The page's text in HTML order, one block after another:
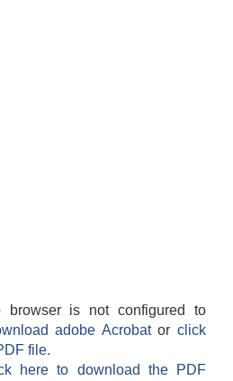
browser is not configured to
adobe Acrobatorclick
file.
here to download the PDF